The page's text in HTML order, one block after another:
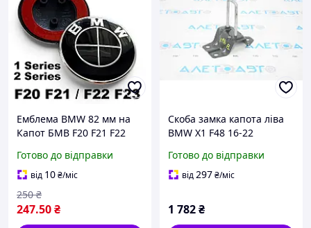
Емблема BMW 82 мм на
Капот БМВ F20 F21 F22
Series / 2 Series, 7288752
значок бмв
Готово до відправки
від 10₴/міс
247.50₴
250 ₴
Скоба замка капота ліва
BMW X1 F48 16-22
Готово до відправки
від297₴/міс
1 782₴